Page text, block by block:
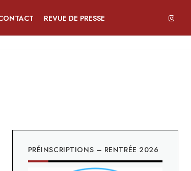
REVUE DE PRESSE
PRÉINSCRIPTIONS – RENTRÉE 2026